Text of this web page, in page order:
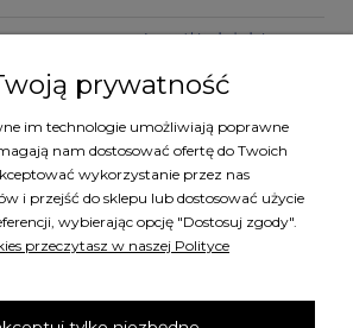
KATEGORIE
MARKI
ZAKUPY
prywatność
im technologie umożliwiają poprawne
nam dostosować ofertę do Twoich
wykorzystanie przez nas
i przejść do sklepu lub dostosować użycie
wybierając opcję "Dostosuj zgody".
przeczytasz w naszej Polityce